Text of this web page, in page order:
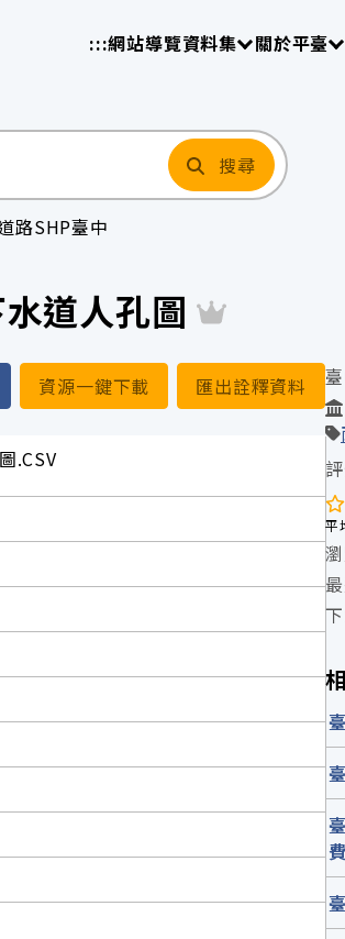
:::網站導覽資料集請使用 TAB
關於平臺
搜尋
路SHP臺中
道人孔圖
資源一鍵下載 匯出詮釋資料
.CSV
平